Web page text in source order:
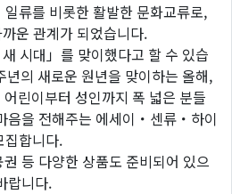
류를 비롯한 활발한 문화교류로,
운 관계가 되었습니다.
시대」를 맞이했다고 할 수 있습
의 새로운 원년을 맞이하는 올해,
린이부터 성인까지 폭 넓은 분들
음을 전해주는 에세이・센류・하이
집합니다.
등 다양한 상품도 준비되어 있으
랍니다.